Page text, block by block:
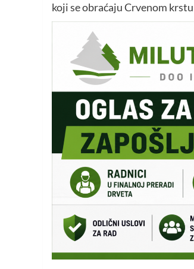
koji se obraćaju Crvenom